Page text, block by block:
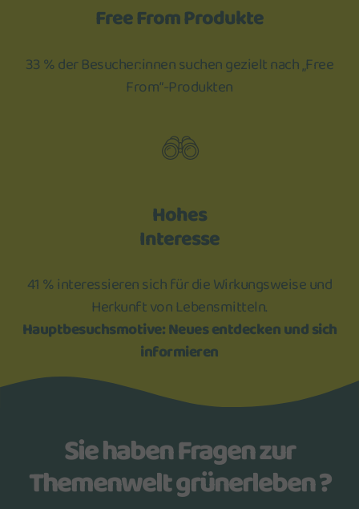
Free From Produkte
33 % der Besucher:innen suchen gezielt nach „Free
From“-Produkten
Hohes
Interesse
41 % interessieren sich für die Wirkungsweise und
Herkunft von Lebensmitteln.
Hauptbesuchsmotive: Neues entdecken und sich
informieren
Sie haben Fragen zur
Themenwelt grünerleben ?